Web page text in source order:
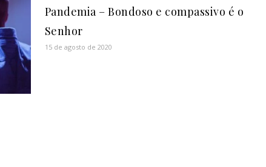
Pandemia – Bondoso e compassivo é o
Senhor
15 de agosto de 2020